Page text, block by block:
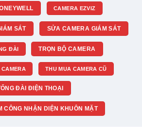
CAMERA EZVIZ
SÁT SỬA CAMERA GIÁM SÁT
ĐÀI TRỌN BỘ CAMERA
THU MUA CAMERA CŨ
ĐÀI ĐIỆN THOẠI
CÔNG NHẬN DIỆN KHUÔN MẶT